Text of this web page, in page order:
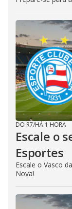
DO R7/HÁ 1 HORA
Escale o
Esportes
Escale o Vasco
Nova!